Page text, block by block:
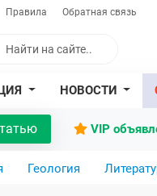
Правила Обратная связь
НОВОСТИ
VIP
Геология